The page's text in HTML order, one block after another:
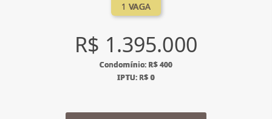
1 VAGA
R$ 1.395.000
Condomínio: R$ 400
IPTU: R$ 0